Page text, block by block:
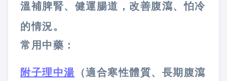
溫補脾腎、健運腸道，改善腹瀉、怕冷
的情況。
常用中藥：
附子理中湯 （適合寒性體質、長期腹瀉